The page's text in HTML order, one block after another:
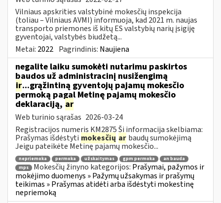
Vilniaus apskrities valstybinė mokesčių inspekcija
(toliau – Vilniaus AVMI) informuoja, kad 2021 m. naujas
transporto priemones iš kitų ES valstybių narių įsigiję
gyventojai, valstybės biudžetą...
Metai: 2022 Pagrindinis: Naujiena
negalite laiku sumokėti nutarimu paskirtos
baudos už administracinį nusižengimą
ir...grąžintiną gyventojų pajamų mokesčio
permoką pagal Metinę pajamų mokesčio
deklaraciją, ar
Web turinio sąrašas 2026-03-24
Registracijos numeris KM2875 Ši informacija skelbiama:
Prašymas išdėstyti mokesčių ar baudų sumokėjimą
Jeigu pateikėte Metinę pajamų mokesčio...
nepriemoka permoka užskaitymas gpm permoka
an bauda
mps
Mokesčių žinyno kategorijos: Prašymai, pažymos ir
mokėjimo duomenys » Pažymų užsakymas ir prašymų
teikimas » Prašymas atidėti arba išdėstyti mokestinę
nepriemoką